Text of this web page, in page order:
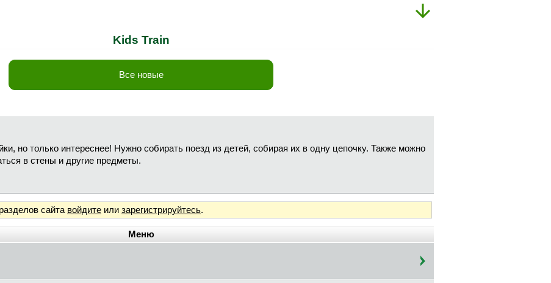
Kids Train
Все новые
но только интереснее! Нужно собирать поезд из детей, собирая их в одну цепочку. Также можно
в стены и другие предметы.
сайта войдите или зарегистрируйтесь.
Меню